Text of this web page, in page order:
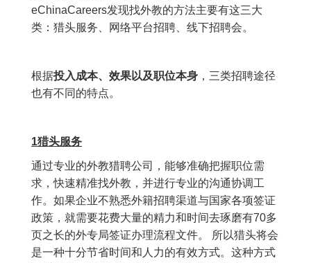
eChinaCareers发现找外教的方法主要有这三大
类：猎头服务、网络平台招聘、线下招聘会。
根据投入成本、效果以及职位本身 ，三类招聘途径
也有不同的特点。
1猎头服务
通过专业的外教猎聘公司，能够准确把握职位需
求，快速精准找外教，并进行专业的沟通协调工
作。如果企业不熟悉外籍招聘渠道与国家各项签证
政策，就需要花费大量的精力和时间去琢磨有70多
页之长的外专局签证办理流程文件。 所以猎头将会
是一种十分节省时间和人力的有效方式。这种方式